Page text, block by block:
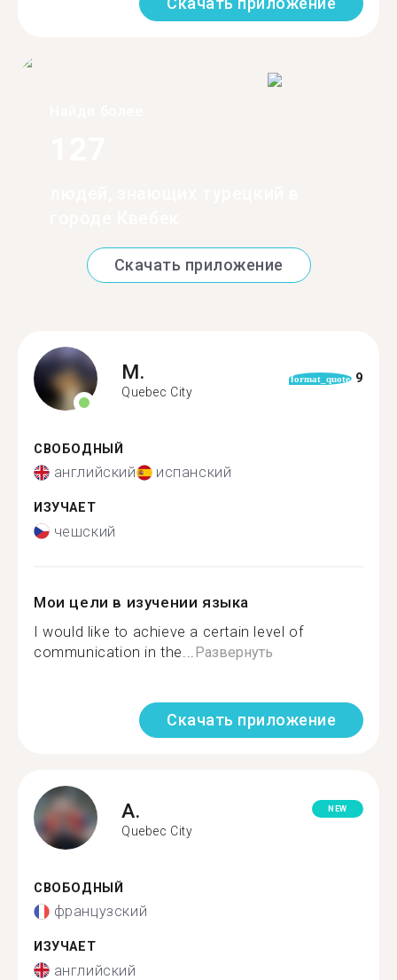
Скачать приложение
M.
Quebec City
format_quote 9
СВОБОДНЫЙ
английский испанский
ИЗУЧАЕТ
чешский
Мои цели в изучении языка
I would like to achieve a certain level of
communication in the... Развернуть
Скачать приложение
A.
Quebec City
NEW
СВОБОДНЫЙ
французский
ИЗУЧАЕТ
английский